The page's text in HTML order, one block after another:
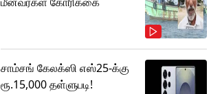
சாம்சங் கேலக்ஸி எஸ்25-க்கு
ரூ.15,000 தள்ளுபடி!